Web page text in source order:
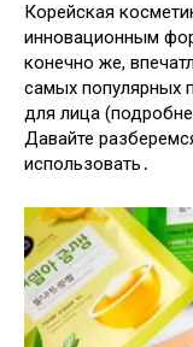
Корейская
инновационным
конечно же,
самых популярных
для лица
Давайте
использовать․